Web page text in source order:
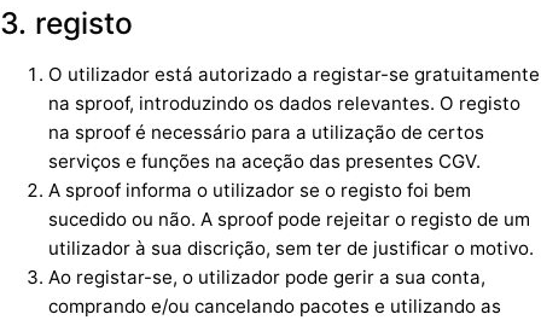
3. registo
O utilizador está autorizado a registar-se gratuitamente
na sproof, introduzindo os dados relevantes. O registo
na sproof é necessário para a utilização de certos
serviços e funções na aceção das presentes CGV.
A sproof informa o utilizador se o registo foi bem
sucedido ou não. A sproof pode rejeitar o registo de um
utilizador à sua discrição, sem ter de justificar o motivo.
Ao registar-se, o utilizador pode gerir a sua conta,
comprando e/ou cancelando pacotes e utilizando as